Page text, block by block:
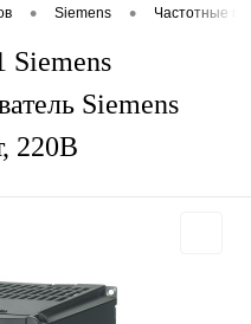
• Siemens • Частотные
Siemens
Siemens
220В